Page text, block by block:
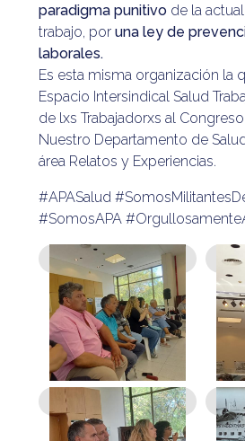
paradigma punitivo de la
trabajo, poruna ley de
laborales.
Es esta misma organización la
Espacio Intersindical Salud
de lxs Trabajadorxs al
Nuestro Departamento de
área Relatos y Experiencias.
#APASalud
#SomosAPA